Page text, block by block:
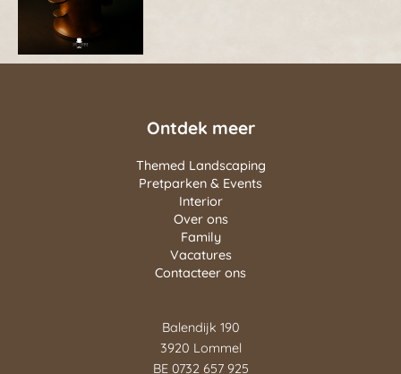
Ontdek meer
Themed Landscaping
Pretparken & Events
Interior
Over ons
Family
Vacatures
Contacteer ons
Balendijk 190
3920 Lommel
BE 0732 657 925